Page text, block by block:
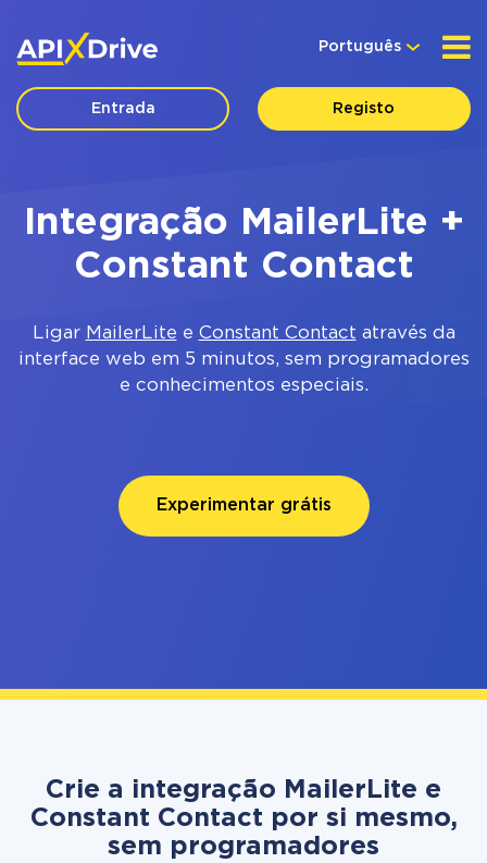
Português
Entrada Registo
Integração MailerLite +
Constant Contact
Ligar MailerLite e Constant Contact através da
interface web em 5 minutos, sem programadores
e conhecimentos especiais.
Experimentar grátis
Crie a integração MailerLite e
Constant Contact por si mesmo,
sem programadores